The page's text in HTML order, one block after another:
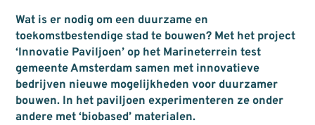
Wat is er nodig om een duurzame en
toekomstbestendige stad te bouwen? Met het project
‘Innovatie Paviljoen’ op het Marineterrein test
gemeente Amsterdam samen met innovatieve
bedrijven nieuwe mogelijkheden voor duurzamer
bouwen. In het paviljoen experimenteren ze onder
andere met ‘biobased’ materialen.